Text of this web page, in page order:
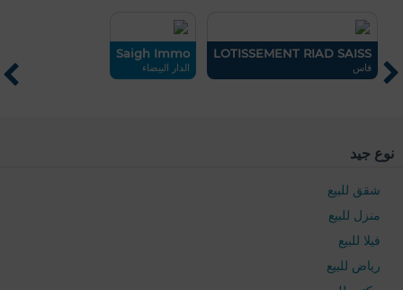
LOTISSEMENT RIAD SAISS
فاس
Saigh Immo
الدار البيضاء
نوع جيد
شقق للبيع
منزل للبيع
فيلا للبيع
رياض للبيع